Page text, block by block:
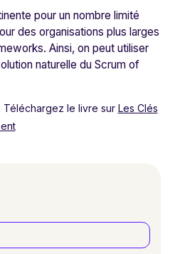
pour un nombre limité
des organisations plus larges
Ainsi, on peut utiliser
naturelle du Scrum of
Téléchargez le livre sur Les Clés